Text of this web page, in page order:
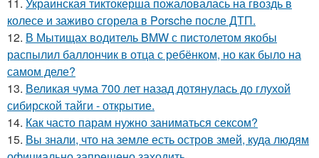
колесе и заживо сгорела в Porsche после ДТП.
12. В Мытищах водитель BMW с пистолетом якобы
распылил баллончик в отца с ребёнком, но как было на
самом деле?
13. Великая чума 700 лет назад дотянулась до глухой
сибирской тайги - открытие.
14. Как часто парам нужно заниматься сексом?
15. Вы знали, что на земле есть остров змей, куда людям